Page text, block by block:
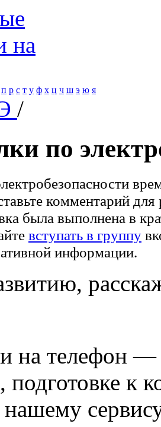
п р с т у ф х ц ч ш э ю я
/
по
комментарий для
была выполнена в
вступать в группу
информации.
на телефон —
подготовке к
нашему